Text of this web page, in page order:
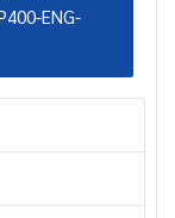
ENG-